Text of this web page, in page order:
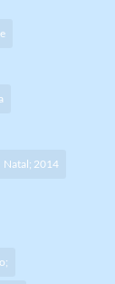
Natal; 2014